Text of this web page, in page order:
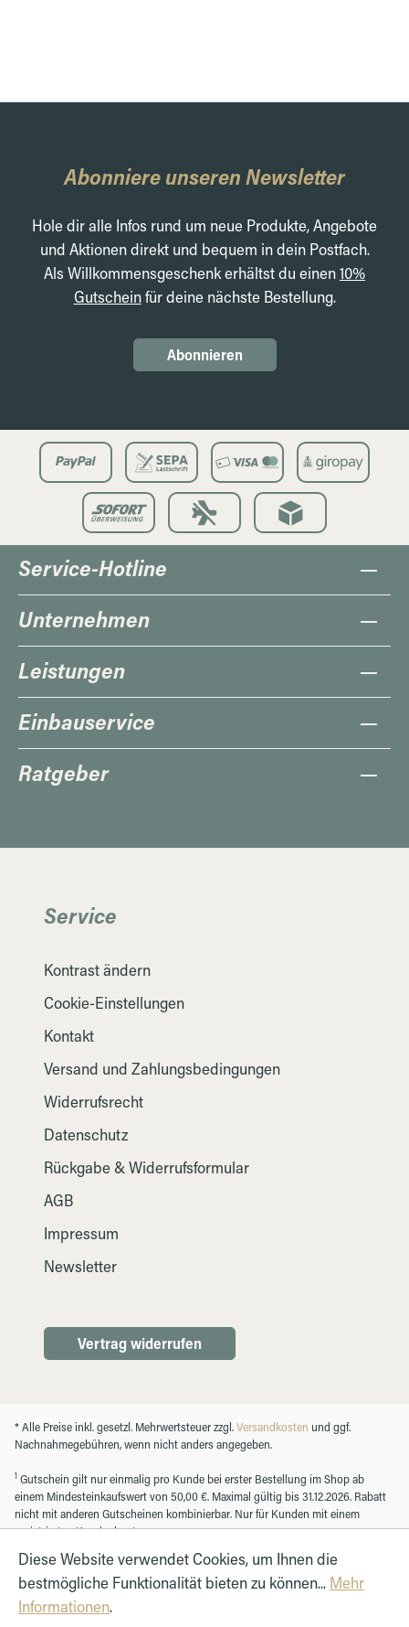
Abonniere unseren Newsletter
Hole dir alle Infos rund um neue Produkte, Angebote
und Aktionen direkt und bequem in dein Postfach.
Als Willkommensgeschenk erhältst du einen10%
Gutscheinfür deine nächste Bestellung.
Abonnieren
Service-Hotline
Unternehmen
Leistungen
Einbauservice
Ratgeber
Service
Kontrast ändern
Cookie-Einstellungen
Kontakt
Versand und Zahlungsbedingungen
Widerrufsrecht
Datenschutz
Rückgabe & Widerrufsformular
AGB
Impressum
Newsletter
Vertrag widerrufen
* Alle Preise inkl. gesetzl. Mehrwertsteuer zzgl.Versandkosten und ggf.
Nachnahmegebühren, wenn nicht anders angegeben.
1 Gutschein gilt nur einmalig pro Kunde bei erster Bestellung im Shop ab
einem Mindesteinkaufswert von 50,00 €. Maximal gültig bis 31.12.2026. Rabatt
nicht mit anderen Gutscheinen kombinierbar. Nur für Kunden mit einem
registrierten Kundenkonto.
Diese Website verwendet Cookies, um Ihnen die
bestmögliche Funktionalität bieten zu können... Mehr
Informationen.